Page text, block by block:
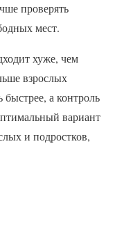
проверять
мест.
хуже, чем
взрослых
а контроль
вариант
и подростков,